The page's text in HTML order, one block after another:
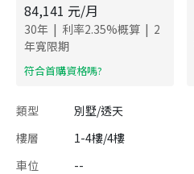
84,141 元/月
30年 | 利率2.35%概算 | 2
年寬限期
​符合首購資格嗎?
類型 別墅/透天
樓層
1-4樓/4樓
車位
--